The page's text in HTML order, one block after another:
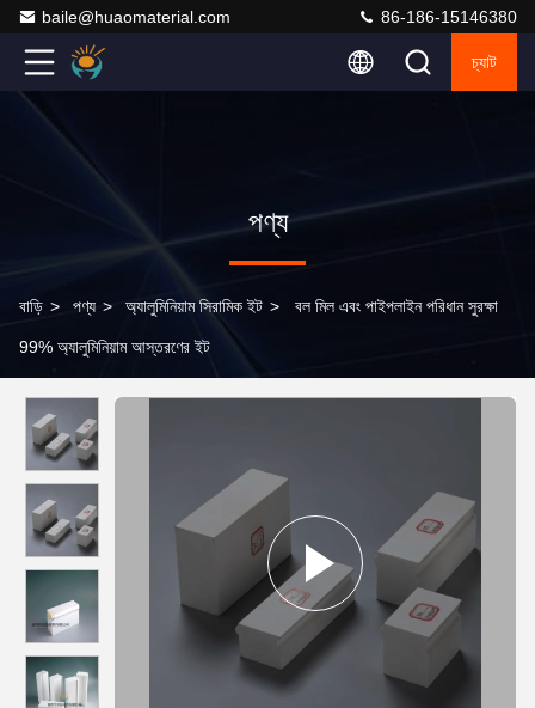
baile@huaomaterial.com 86-186-15146380
চ্যাট
পণ্য
বাড়ি > পণ্য > অ্যালুমিনিয়াম সিরামিক ইট > বল মিল এবং পাইপলাইন পরিধান সুরক্ষা
99% অ্যালুমিনিয়াম আস্তরণের ইট